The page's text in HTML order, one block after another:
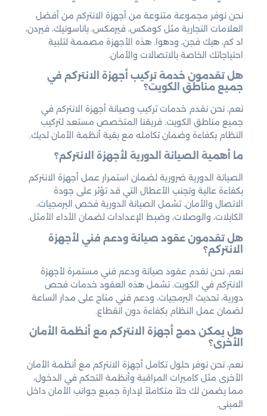
نحن نوفر مجموعة متنوعة من أجهزة الانتركم من أفضل
العلامات التجارية مثل كومكس، فيرمكس، باناسونيك، فيردن،
اد كم، هيك فجن، ودهوا. هذه الأجهزة مصممة لتلبية
احتياجاتك الخاصة بالاتصالات والأمان.
هل تقدمون خدمة تركيب أجهزة الانتركم في
جميع مناطق الكويت؟
نعم، نحن نقدم خدمات تركيب وصيانة أجهزة الانتركم في
جميع مناطق الكويت. فريقنا المتخصص مستعد لتركيب
النظام بكفاءة وضمان تكامله مع بقية أنظمة الأمان لديك.
ما أهمية الصيانة الدورية لأجهزة الانتركم؟
الصيانة الدورية ضرورية لضمان استمرار عمل أجهزة الانتركم
بكفاءة عالية وتجنب الأعطال التي قد تؤثر على جودة
الاتصال والأمان. تشمل الصيانة الدورية فحص البرمجيات،
الكابلات، والوصلات، وضبط الإعدادات لضمان الأداء الأمثل.
هل تقدمون عقود صيانة ودعم فني لأجهزة
الانتركم؟
نعم، نحن نقدم عقود صيانة ودعم فني مستمرة لأجهزة
الانتركم في الكويت. تشمل هذه العقود خدمات فحص
دورية، تحديث البرمجيات، ودعم فني متاح على مدار الساعة
لضمان عمل النظام بكفاءة دون انقطاع.
هل يمكن دمج أجهزة الانتركم مع أنظمة الأمان
الأخرى؟
نعم، نحن نوفر حلول تكامل أجهزة الانتركم مع أنظمة الأمان
الأخرى مثل كاميرات المراقبة وأنظمة التحكم في الدخول،
مما يضمن لك حلاً متكاملاً لإدارة جميع جوانب الأمان داخل
المبنى.